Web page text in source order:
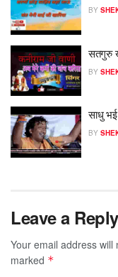
BY
सतगुरु
BY
साधु
BY
Leave a Reply
Your email address will
marked *